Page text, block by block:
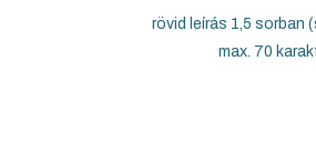
rövid leírás 1,5 sorban
max. 70